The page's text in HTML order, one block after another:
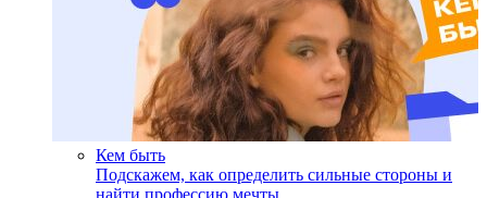
Кем быть
Подскажем, как определить сильные стороны и
найти профессию мечты